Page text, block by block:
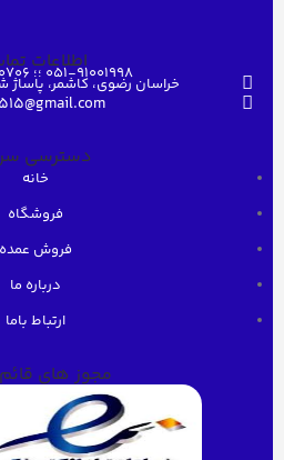
اطلاعات
051-91001998 ؛؛ 09332700706
خراسان رضوی، کاشمر، پاساژ
دسترسی
خانه
فروشگاه
فروش عمده
درباره ما
ارتباط باما
مجوز های قائم